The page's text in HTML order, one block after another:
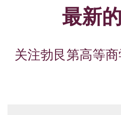
最新
关注勃艮第高等